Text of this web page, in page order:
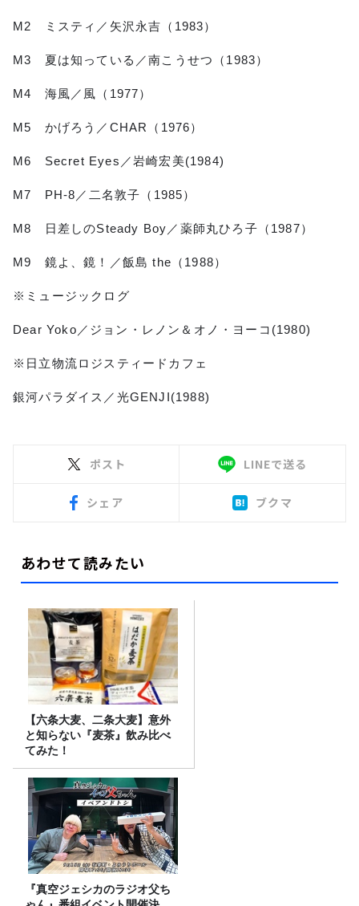
M2 ミスティ／矢沢永吉（1983）
M3 夏は知っている／南こうせつ（1983）
M4 海風／風（1977）
M5 かげろう／CHAR（1976）
M6 Secret Eyes／岩崎宏美(1984)
M7 PH-8／二名敦子（1985）
M8 日差しのSteady Boy／薬師丸ひろ子（1987）
M9 鏡よ、鏡！／飯島 the（1988）
※ミュージックログ
Dear Yoko／ジョン・レノン＆オノ・ヨーコ(1980)
※日立物流ロジスティードカフェ
銀河パラダイス／光GENJI(1988)
ポスト LINEで送る
シェア ブクマ
あわせて読みたい
【六条大麦、二条大麦】意外
と知らない『麦茶』飲み比べ
てみた！
『真空ジェシカのラジオ父ち